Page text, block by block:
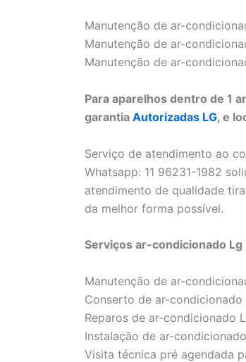
Manutenção de ar-
Manutenção de ar-
Manutenção de ar-
Para aparelhos dentro de 1
garantia Autorizadas LG, e
Serviço de atendimento ao
Whatsapp: 11 96231-1982
atendimento de qualidade
da melhor forma possível.
Serviços ar-condicionado Lg
Manutenção de ar-
Conserto de ar-condicionado
Reparos de ar-condicionado
Instalação de ar-
Visita técnica pré agendada